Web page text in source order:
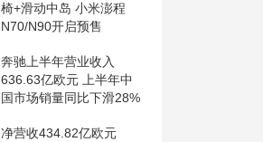
椅+滑动中岛 小米澎程
N70/N90开启预售
奔驰上半年营业收入
636.63亿欧元 上半年中
国市场销量同比下滑28%
净营收434.82亿欧元